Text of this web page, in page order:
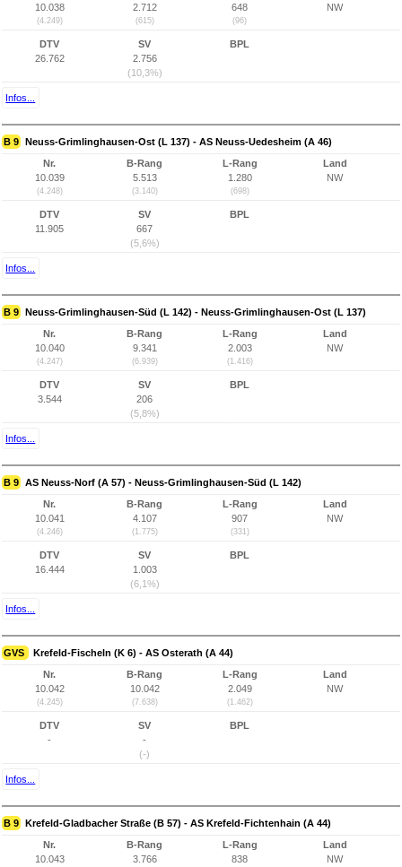
10.038
(4.249)
2.712
(615)
648
(96)
NW
DTV
26.762
SV
2.756
(10,3%)
BPL
Infos...
B 9 Neuss-Grimlinghausen-Ost (L 137) - AS Neuss-Uedesheim (A 46)
Nr.
10.039
(4.248)
B-Rang
5.513
(3.140)
L-Rang
1.280
(698)
Land
NW
DTV
11.905
SV
667
(5,6%)
BPL
Infos...
B 9 Neuss-Grimlinghausen-Süd (L 142) - Neuss-Grimlinghausen-Ost (L 137)
Nr.
10.040
(4.247)
B-Rang
9.341
(6.939)
L-Rang
2.003
(1.416)
Land
NW
DTV
3.544
SV
206
(5,8%)
BPL
Infos...
B 9 AS Neuss-Norf (A 57) - Neuss-Grimlinghausen-Süd (L 142)
Nr.
10.041
(4.246)
B-Rang
4.107
(1.775)
L-Rang
907
(331)
Land
NW
DTV
16.444
SV
1.003
(6,1%)
BPL
Infos...
GVS Krefeld-Fischeln (K 6) - AS Osterath (A 44)
Nr.
10.042
(4.245)
B-Rang
10.042
(7.638)
L-Rang
2.049
(1.462)
Land
NW
DTV
-
SV
-
(-)
BPL
Infos...
B 9 Krefeld-Gladbacher Straße (B 57) - AS Krefeld-Fichtenhain (A 44)
Nr.
10.043
B-Rang
3.766
L-Rang
838
Land
NW